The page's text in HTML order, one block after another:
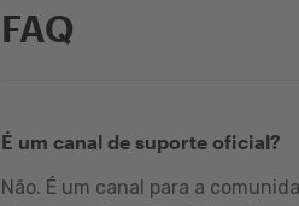
FAQ
É um canal de suporte oficial?
Não. É um canal para a